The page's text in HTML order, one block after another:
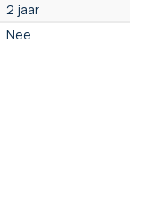
2 jaar
Nee